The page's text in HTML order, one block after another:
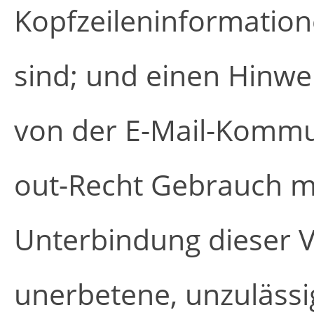
sind; und einen
von der E-Mail-
out-Recht Gebrauch
Unterbindung dieser
unerbetene,